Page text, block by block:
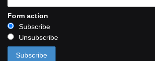
Form action
Subscribe
Unsubscribe